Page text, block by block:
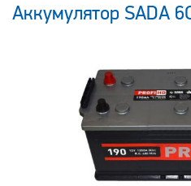
Аккумулятор SADA